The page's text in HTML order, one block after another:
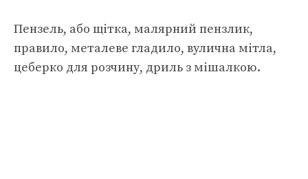
Пензель, або щітка, малярний пензлик,
правило, металеве гладило, вулична мітла,
цеберко для розчину, дриль з мішалкою.